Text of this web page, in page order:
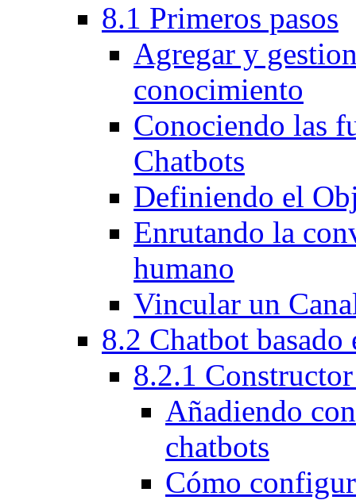
8.1 Primeros pasos
Agregar y
conocimiento
Conociendo las
Chatbots
Definiendo el
Enrutando la
humano
Vincular un
8.2 Chatbot
8.2.1
Añadiendo
chatbots
Cómo